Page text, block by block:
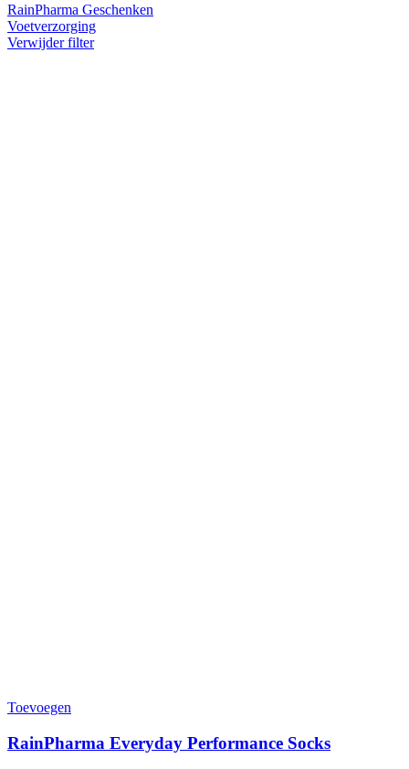
RainPharma Geschenken
Voetverzorging
Verwijder filter
Toevoegen
RainPharma Everyday Performance Socks